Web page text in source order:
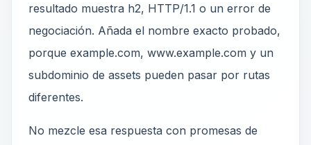
resultado muestra h2, HTTP/1.1 o un error de
negociación. Añada el nombre exacto probado,
porque example.com, www.example.com y un
subdominio de assets pueden pasar por rutas
diferentes.
No mezcle esa respuesta con promesas de